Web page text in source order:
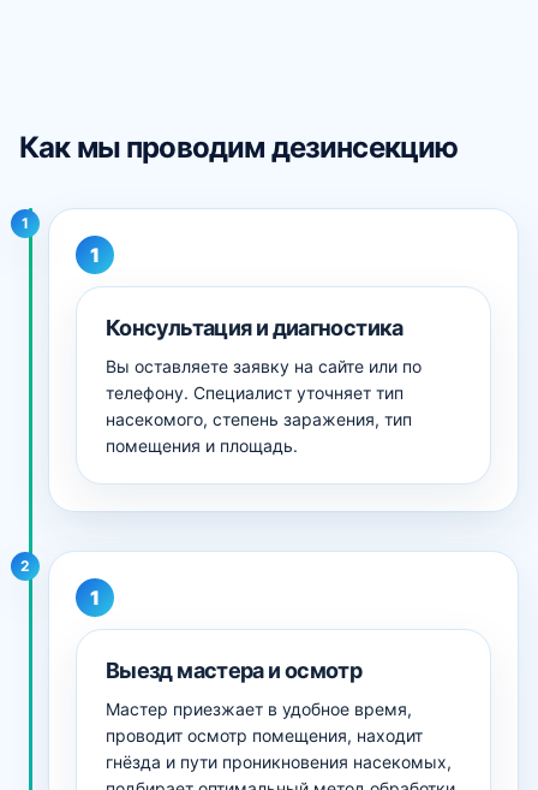
Как мы проводим дезинсекцию
1
Консультация и диагностика
Вы оставляете заявку на сайте или по
телефону. Специалист уточняет тип
насекомого, степень заражения, тип
помещения и площадь.
2
Выезд мастера и осмотр
Мастер приезжает в удобное время,
проводит осмотр помещения, находит
гнёзда и пути проникновения насекомых,